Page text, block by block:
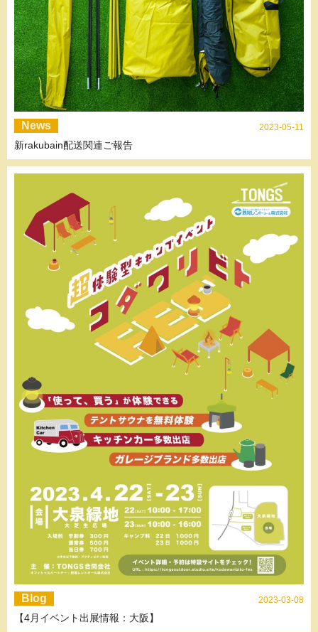
News 2023-05-11
新rakubain配送関連ご報告
Blog 2023-03-08
【4月イベント出展情報：大阪】